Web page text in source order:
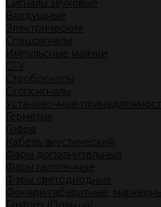
Сигналы звуковые
Воздушные
Электрические
Спецсигналы
Импульсные маячки
СГУ
Стробоскопы
Стопсигналы
Установочные
Герметик
Гофра
Кабель акустический
Фары дополнительные
Фары галогенные
Фары светодиодные
Фонари габаритные,